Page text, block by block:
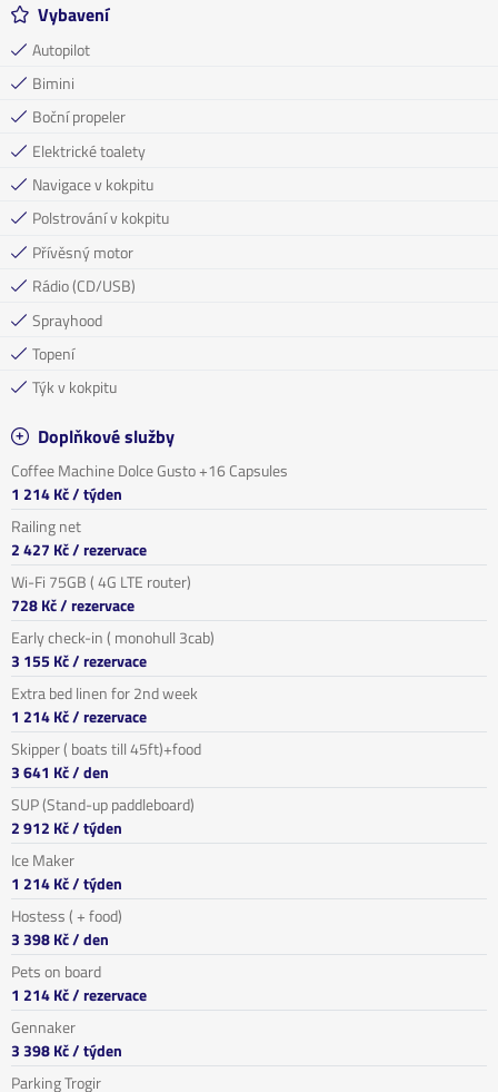
Vybavení
Autopilot
Bimini
Boční propeler
Elektrické toalety
Navigace v kokpitu
Polstrování v kokpitu
Přívěsný motor
Rádio (CD/USB)
Sprayhood
Topení
Týk v kokpitu
Doplňkové služby
Coffee Machine Dolce Gusto +16 Capsules
1 214 Kč/ týden
Railing net
2 427 Kč/ rezervace
Wi-Fi 75GB ( 4G LTE router)
728 Kč/ rezervace
Early check-in ( monohull 3cab)
3 155 Kč/ rezervace
Extra bed linen for 2nd week
1 214 Kč/ rezervace
Skipper ( boats till 45ft)+food
3 641 Kč/ den
SUP (Stand-up paddleboard)
2 912 Kč/ týden
Ice Maker
1 214 Kč/ týden
Hostess ( + food)
3 398 Kč/ den
Pets on board
1 214 Kč/ rezervace
Gennaker
3 398 Kč/ týden
Parking Trogir